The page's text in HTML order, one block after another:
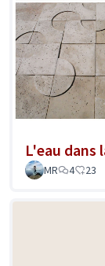
L'eau dans
MR
4 23